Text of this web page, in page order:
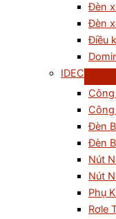
Đèn
Đèn
Điều
IDEC
Công
Công
Đèn
Đèn
Nút
Nút
Phụ
Rơle